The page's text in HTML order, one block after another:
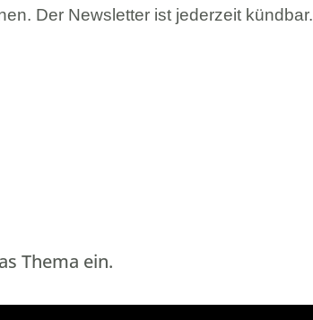
Der Newsletter ist jederzeit kündbar.
Thema ein.